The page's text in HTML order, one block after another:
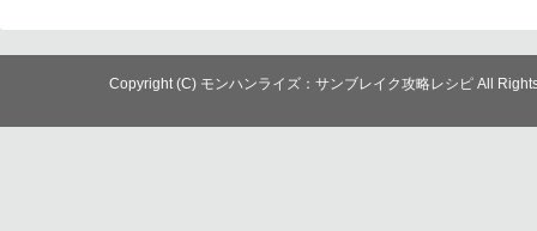
Copyright (C) モンハンライズ：サンブレイク攻略レシピ All